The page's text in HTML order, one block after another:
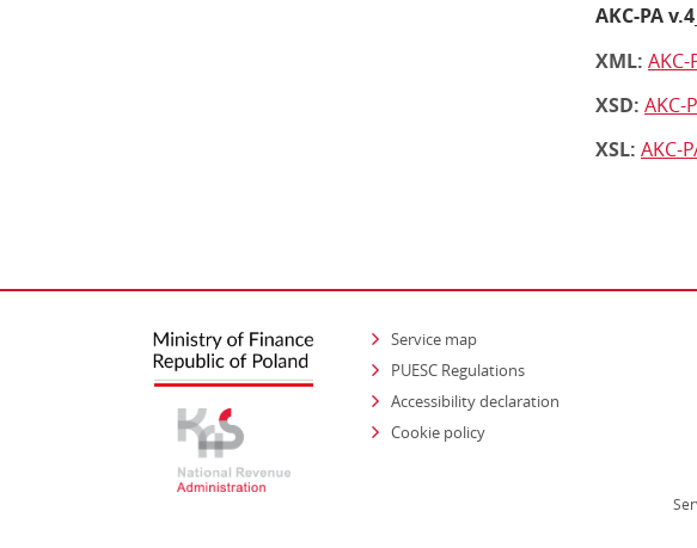
AKC-PA
XML:
XSD: AKC-
XSL: AKC-
Service map
PUESC Regulations
Accessibility declaration
Cookie policy